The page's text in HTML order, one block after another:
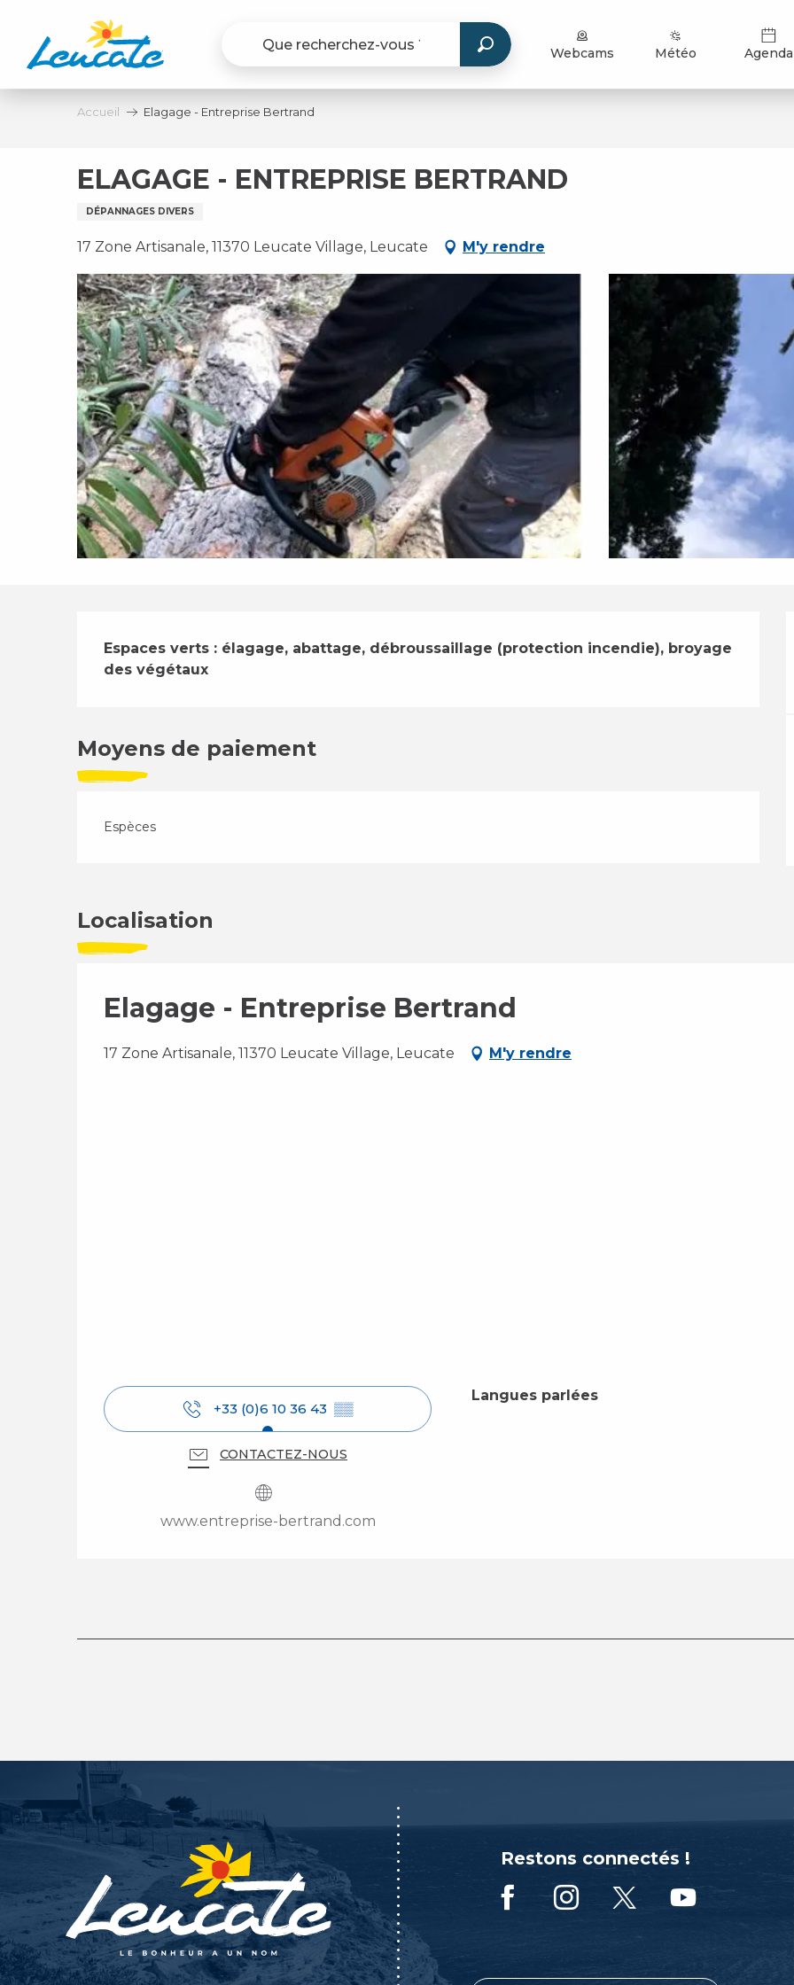
contenu
principal
Webcams Météo Agenda
Accueil Elagage - Entreprise Bertrand
ELAGAGE - ENTREPRISE BERTRAND
DÉPANNAGES DIVERS
17 Zone Artisanale, 11370 Leucate Village, Leucate M'y rendre
Description
Espaces verts : élagage, abattage, débroussaillage (protection incendie), broyage
des végétaux
Moyens de paiement
Espèces
Localisation
Elagage - Entreprise Bertrand
17 Zone Artisanale, 11370 Leucate Village, Leucate M'y rendre
+33 (0)6 10 36 43 ▒▒
CONTACTEZ-NOUS
www.entreprise-bertrand.com
Langues parlées
Langues parlées
Restons connectés !